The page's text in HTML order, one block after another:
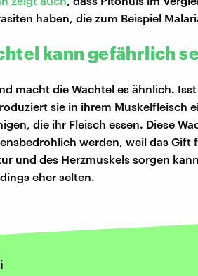
haben, die zum Beispiel
kann gefährlich
macht die Wachtel es ähnlich.
sie in ihrem Muskelfleisch
die ihr Fleisch essen. Diese
werden, weil das Gift
und des Herzmuskels sorgen
eher selten.